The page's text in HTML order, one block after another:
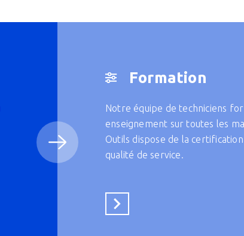
Formation
Notre équipe de techniciens
enseignement sur toutes les
Outils dispose de la
qualité de service.
En savoir plus